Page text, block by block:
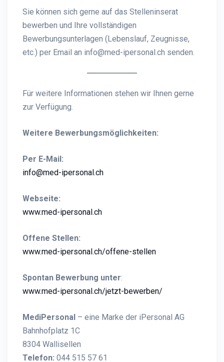
Sie können sich gerne auf das Stelleninserat
bewerben und Ihre vollständigen
Bewerbungsunterlagen (Lebenslauf, Zeugnisse,
etc.) per Email an info@med-ipersonal.ch senden.
Für weitere Informationen stehen wir Ihnen gerne
zur Verfügung.
Weitere Bewerbungsmöglichkeiten:
Per E-Mail:
info@med-ipersonal.ch
Webseite:
www.med-ipersonal.ch
Offene Stellen:
www.med-ipersonal.ch/offene-stellen
Spontan Bewerbung unter:
www.med-ipersonal.ch/jetzt-bewerben/
MediPersonal – eine Marke der iPersonal AG
Bahnhofplatz 1C
8304 Wallisellen
Telefon: 044 515 57 61